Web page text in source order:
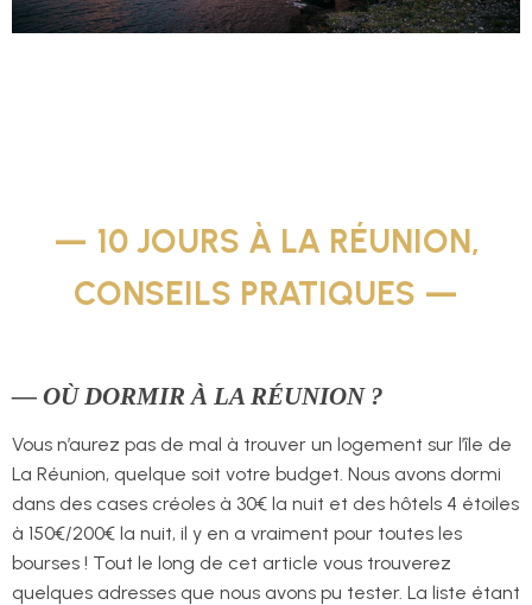
— 10 JOURS À LA RÉUNION,
CONSEILS PRATIQUES —
— OÙ DORMIR À LA RÉUNION ?
Vous n’aurez pas de mal à trouver un logement sur l’île de
La Réunion, quelque soit votre budget. Nous avons dormi
dans des cases créoles à 30€ la nuit et des hôtels 4 étoiles
à 150€/200€ la nuit, il y en a vraiment pour toutes les
bourses ! Tout le long de cet article vous trouverez
quelques adresses que nous avons pu tester. La liste étant